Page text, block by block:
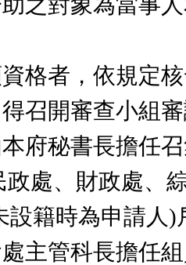
格者，依規定
得召開審查小
府秘書長擔任
政處、財政處、
設籍時為申請人
主管科長擔任